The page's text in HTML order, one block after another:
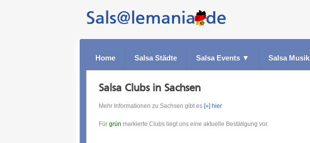
Home Salsa Städte Salsa Events ▼ Salsa Musik
Salsa Clubs in Sachsen
Mehr Informationen zu Sachsen gibt es [»] hier
Für grün markierte Clubs liegt uns eine aktuelle Bestätigung vor.